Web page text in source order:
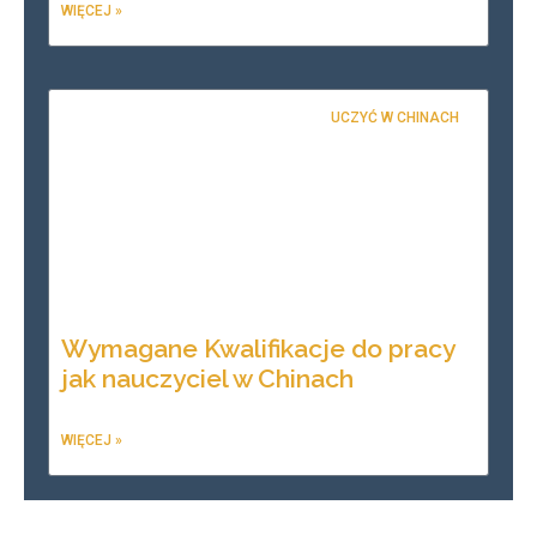
WIĘCEJ »
UCZYĆ W CHINACH
Wymagane Kwalifikacje do pracy
jak nauczyciel w Chinach
WIĘCEJ »